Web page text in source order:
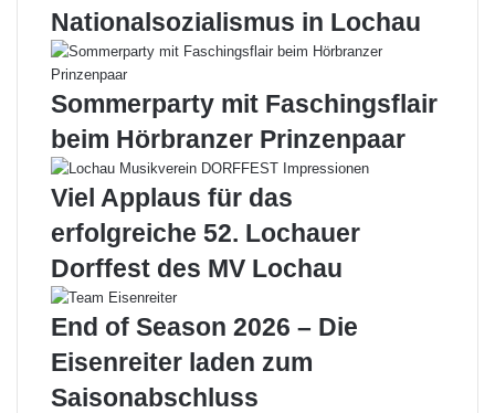
Nationalsozialismus in Lochau
Sommerparty mit Faschingsflair
beim Hörbranzer Prinzenpaar
Viel Applaus für das
erfolgreiche 52. Lochauer
Dorffest des MV Lochau
End of Season 2026 – Die
Eisenreiter laden zum
Saisonabschluss